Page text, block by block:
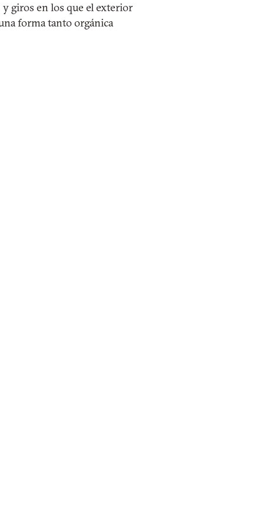
giros en los que el exterior
forma tanto orgánica